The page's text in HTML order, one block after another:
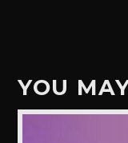
YOU